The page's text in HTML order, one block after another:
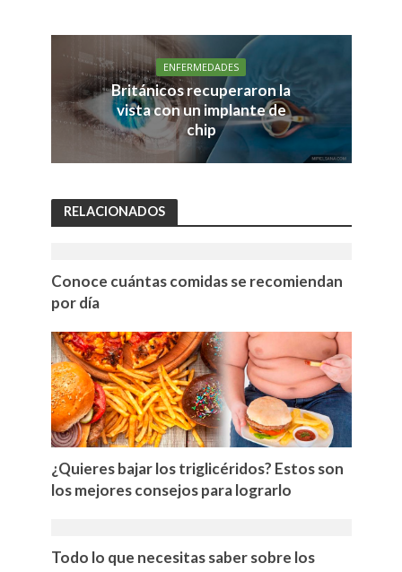
ENFERMEDADES
Británicos recuperaron la
vista con un implante de
chip
RELACIONADOS
Conoce cuántas comidas se recomiendan
por día
¿Quieres bajar los triglicéridos? Estos son
los mejores consejos para lograrlo
Todo lo que necesitas saber sobre los